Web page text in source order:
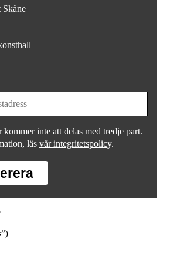
Skåne
inte att delas med tredje part.
läs vår integritetspolicy.